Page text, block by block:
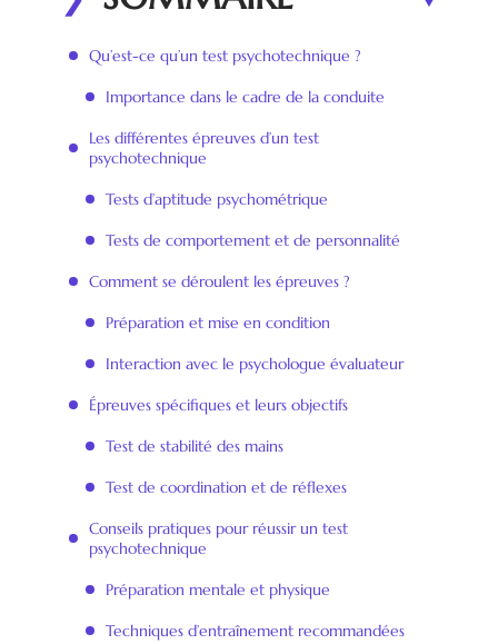
Qu’est-ce qu’un test psychotechnique ?
Importance dans le cadre de la conduite
Les différentes épreuves d’un test
psychotechnique
Tests d’aptitude psychométrique
Tests de comportement et de personnalité
Comment se déroulent les épreuves ?
Préparation et mise en condition
Interaction avec le psychologue évaluateur
Épreuves spécifiques et leurs objectifs
Test de stabilité des mains
Test de coordination et de réflexes
Conseils pratiques pour réussir un test
psychotechnique
Préparation mentale et physique
Techniques d’entraînement recommandées